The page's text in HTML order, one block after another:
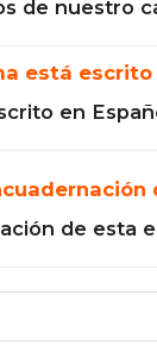
de nuestro
está escrito
en
de esta